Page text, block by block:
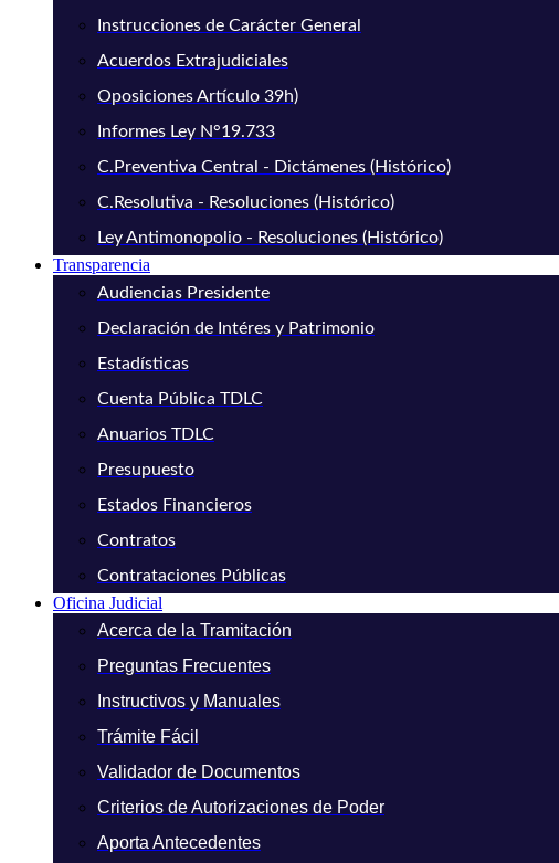
Instrucciones de Carácter General
Acuerdos Extrajudiciales
Oposiciones Artículo 39h)
Informes Ley N°19.733
C.Preventiva Central - Dictámenes (Histórico)
C.Resolutiva - Resoluciones (Histórico)
Ley Antimonopolio - Resoluciones (Histórico)
Transparencia
Audiencias Presidente
Declaración de Intéres y Patrimonio
Estadísticas
Cuenta Pública TDLC
Anuarios TDLC
Presupuesto
Estados Financieros
Contratos
Contrataciones Públicas
Oficina Judicial
Acerca de la Tramitación
Preguntas Frecuentes
Instructivos y Manuales
Trámite Fácil
Validador de Documentos
Criterios de Autorizaciones de Poder
Aporta Antecedentes